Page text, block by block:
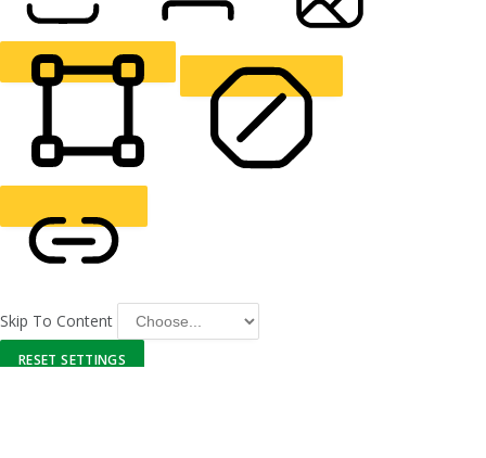
READING LINE READING MASK HIDE IMAGES
HIGHLIGHT LINKS
RESET SETTINGS